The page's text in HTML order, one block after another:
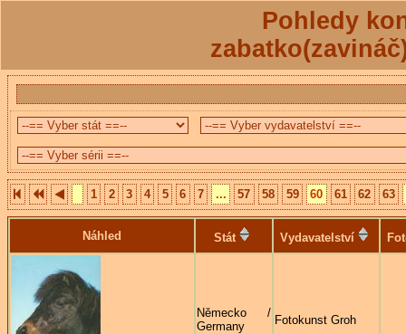
Pohledy
1 2 3 4 5 6 7 ... 57 58 59 60 61 62 63
Náhled Stát Vydavatelství
Německo /
Germany
Fotokunst Groh